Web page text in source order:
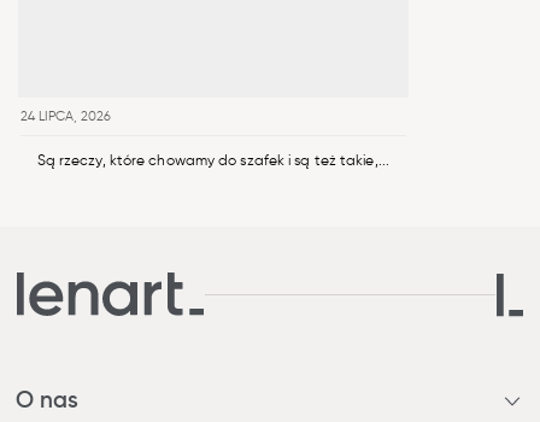
24 LIPCA, 2026
Są rzeczy, które chowamy do szafek i są też takie,...
O nas